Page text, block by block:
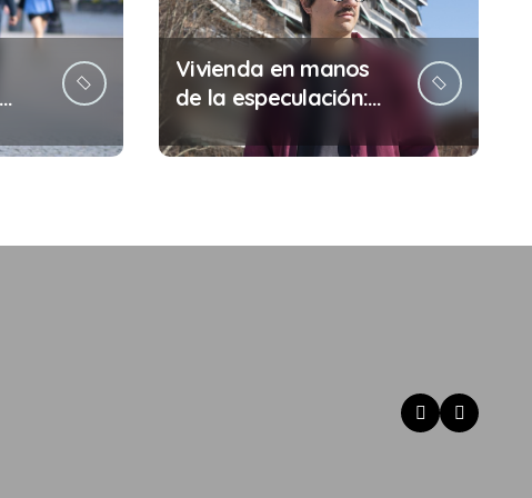
Vivienda en manos
de la especulación:
no te da para vivir